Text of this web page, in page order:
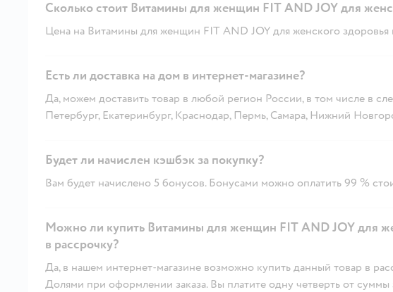
Сколько стоит Витамины для женщин FIT AND JOY для
Цена на Витамины для женщин FIT AND JOY для женского
Есть ли доставка на дом в интернет-магазине?
Да, можем доставить товар в любой регион России, в том числе в
Петербург, Екатеринбург, Краснодар, Пермь, Самара, Нижний
Будет ли начислен кэшбэк за покупку?
Вам будет начислено 5 бонусов. Бонусами можно оплатить 99 %
Можно ли купить Витамины для женщин FIT AND JOY для
в рассрочку?
Да, в нашем интернет-магазине возможно купить данный товар в
Долями при оформлении заказа. Вы платите одну четверть от суммы